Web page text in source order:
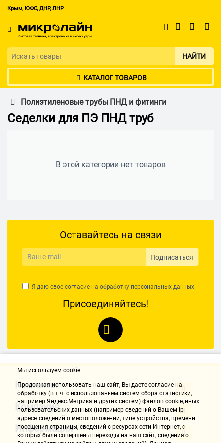
Крым, ЮФО, ДНР, ЛНР
НАЙТИ
КАТАЛОГ ТОВАРОВ
Полиэтиленовые трубы ПНД и фитинги
Седелки для ПЭ ПНД труб
В этой категории нет товаров
Оставайтесь на связи
Подписаться
Я даю свое согласие на обработку персональных данных
Присоединяйтесь!
Контакты
Компания
Информация
Мы используем cookie
Продолжая использовать наш cайт, Вы даете согласие на
обработку (в т.ч. с использованием систем сбора статистики,
например Яндекс.Метрика и других систем) файлов cookie, иных
пользовательских данных (например сведений о Вашем ip-
адресе, сведений о местоположении, типе устройства, времени
посещения страницы, сведений о ресурсах сети Интернет, с
которых были совершены переходы на наш сайт, сведения о